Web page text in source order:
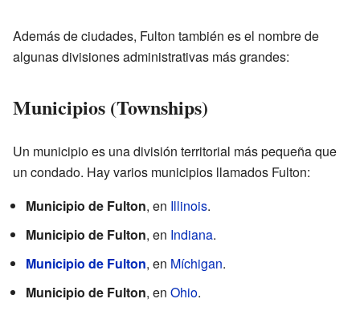
Además de ciudades, Fulton también es el nombre de
algunas divisiones administrativas más grandes:
Municipios (Townships)
Un municipio es una división territorial más pequeña que
un condado. Hay varios municipios llamados Fulton:
Municipio de Fulton, en Illinois.
Municipio de Fulton, en Indiana.
Municipio de Fulton, en Míchigan.
Municipio de Fulton, en Ohio.